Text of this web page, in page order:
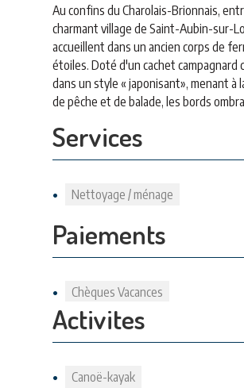
Au confins du Charolais-Brionnais,
charmant village de Saint-Aubin-sur-
accueillent dans un ancien corps de
étoiles. Doté d'un cachet
dans un style « japonisant», menant à
de pêche et de balade, les bords
Services
Nettoyage / ménage
Paiements
Chèques Vacances
Activites
Canoë-kayak